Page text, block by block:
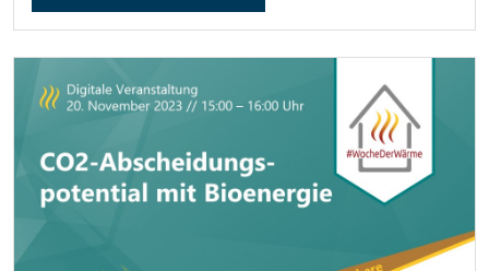
Teaser: Digitale Veranstaltung